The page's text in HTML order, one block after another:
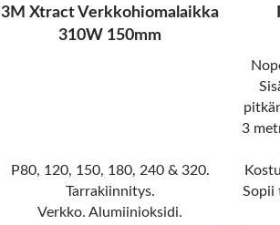
3M Xtract Verkkohiomalaikka
310W 150mm
P80, 120, 150, 180, 240 & 320.
Tarrakiinnitys.
Verkko. Alumiinioksidi.
3
Sopii